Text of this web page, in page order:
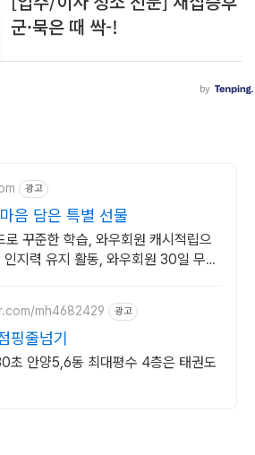
광고
음 담은 특별 선물
로 꾸준한 학습, 와우회원 캐시적립으
지력 유지 활동, 와우회원 30일 무료
mh4682429 광고
핑줄넘기
초 안양5,6동 최대평수 4층은 태권도